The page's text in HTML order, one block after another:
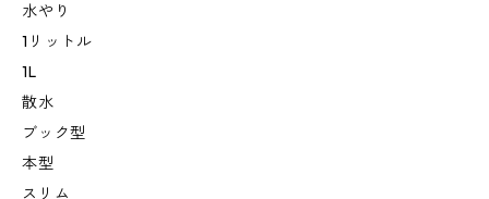
水やり
1リットル
1L
散水
ブック型
本型
スリム